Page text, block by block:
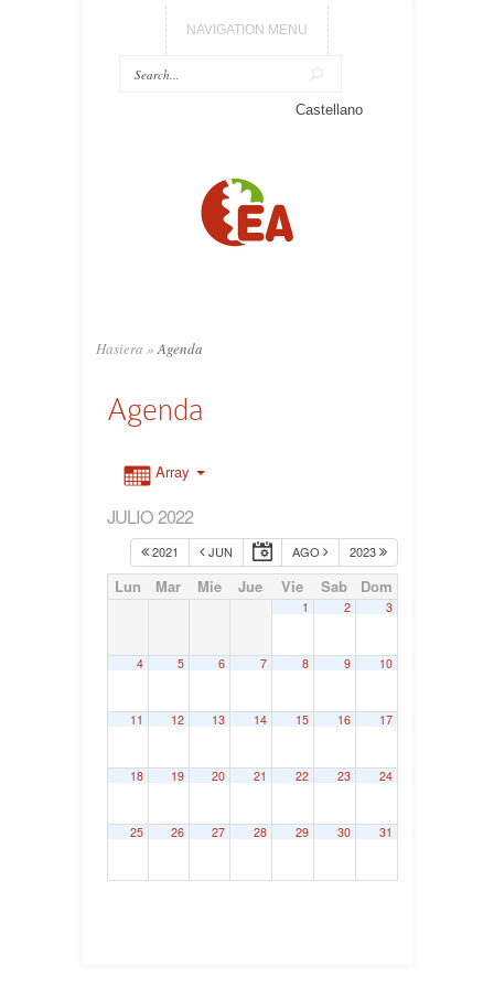
NAVIGATION MENU
Castellano
Hasiera » Agenda
Agenda
Array
JULIO 2022
2021 JUN AGO 2023
Lun Mar Mie Jue Vie Sab Dom
1 2 3
4 5 6 7 8 9 10
11 12 13 14 15 16 17
18 19 20 21 22 23 24
25 26 27 28 29 30 31